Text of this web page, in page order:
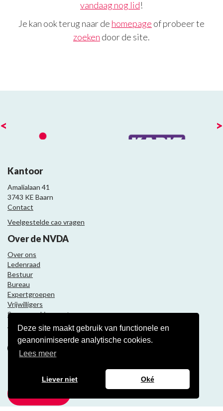
Deze site maakt gebruik van functionele en
geanonimiseerde analytische cookies.
Lees meer
Liever niet Oké
vandaag nog lid!
Je kan ook terug naar de homepage of probeer te
zoeken door de site.
< >
Kantoor
Amalialaan 41
3743 KE Baarn
Contact
Veelgestelde cao vragen
Over de NVDA
Over ons
Ledenraad
Bestuur
Bureau
Expertgroepen
Vrijwilligers
Samenwerkingspartners
Volg ons